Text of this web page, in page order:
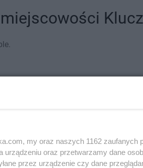
my oraz naszych 1162 zaufanych
urządzeniu oraz przetwarzamy dane
przez urządzenie czy dane